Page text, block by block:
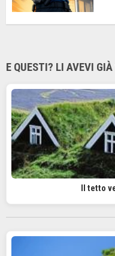
E QUESTI? LI AVEVI
Il tetto